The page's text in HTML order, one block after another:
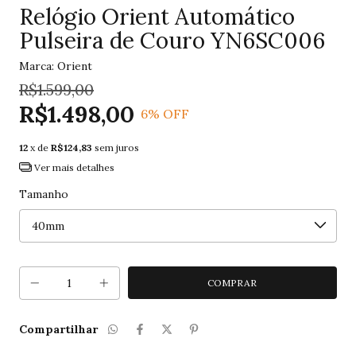
Relógio Orient Automático
Pulseira de Couro YN6SC006
Marca: Orient
R$1.599,00
R$1.498,00 6% OFF
12 x de R$124,83 sem juros
Ver mais detalhes
Tamanho
Compartilhar